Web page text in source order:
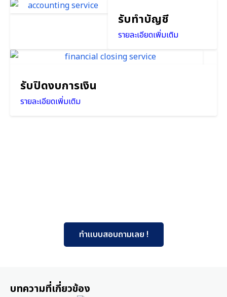
รับทำบัญชี
รายละเอียดเพิ่มเติม
รับปิดงบการเงิน
รายละเอียดเพิ่มเติม
ทำแบบสอบถามเลย !
บทความที่เกี่ยวข้อง